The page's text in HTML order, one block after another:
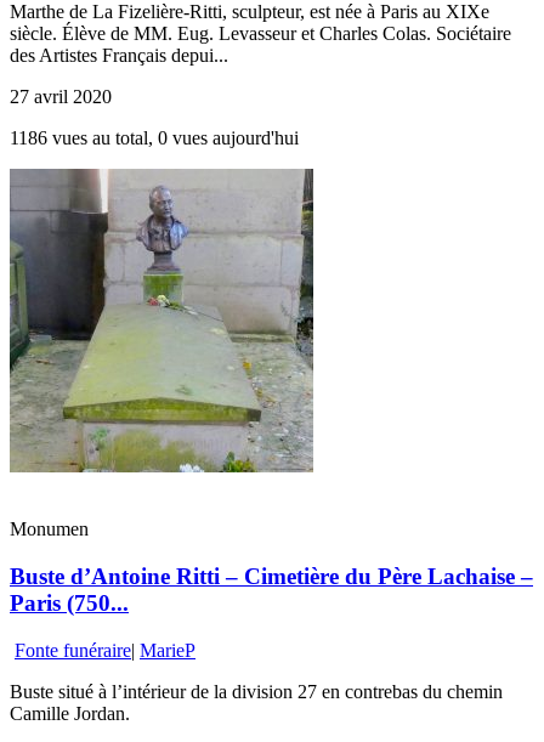
Marthe de La Fizelière-Ritti, sculpteur, est née à Paris au XIXe
siècle. Élève de MM. Eug. Levasseur et Charles Colas. Sociétaire
des Artistes Français depui...
27 avril 2020
1186 vues au total, 0 vues aujourd'hui
Monumen
Buste d’Antoine Ritti – Cimetière du Père Lachaise –
Paris (750...
Fonte funéraire| MarieP
Buste situé à l’intérieur de la division 27 en contrebas du chemin
Camille Jordan.